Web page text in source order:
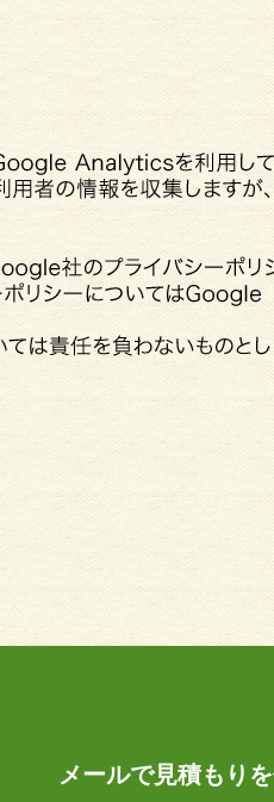
メールで見積もり